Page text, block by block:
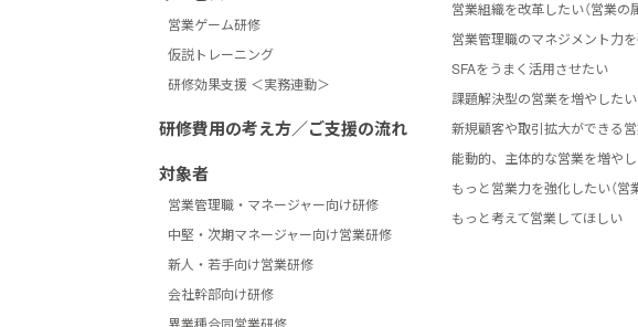
営業ゲーム研修
仮説トレーニング
研修効果支援 ＜実務連動＞
研修費用の考え方／ご支援の流れ
対象者
営業管理職・マネージャー向け研修
中堅・次期マネージャー向け営業研修
新人・若手向け営業研修
会社幹部向け研修
異業種合同営業研修
営業組織を改革したい（営業の
営業管理職のマネジメント力
SFAをうまく活用させたい
課題解決型の営業を増やしたい
新規顧客や取引拡大ができる
能動的、主体的な営業を増や
もっと営業力を強化したい（営
もっと考えて営業してほしい